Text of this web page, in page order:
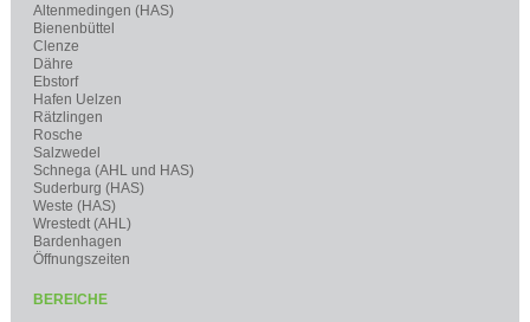
Altenmedingen (HAS)
Bienenbüttel
Clenze
Dähre
Ebstorf
Hafen Uelzen
Rätzlingen
Rosche
Salzwedel
Schnega (AHL und HAS)
Suderburg (HAS)
Weste (HAS)
Wrestedt (AHL)
Bardenhagen
Öffnungszeiten
BEREICHE